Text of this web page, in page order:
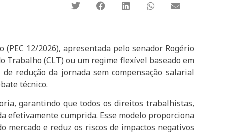
12/2026), apresentada pelo senador Rogério
(CLT) ou um regime flexível baseado em
redução da jornada sem compensação salarial
técnico.
garantindo que todos os direitos trabalhistas,
efetivamente cumprida. Esse modelo proporciona
mercado e reduz os riscos de impactos negativos